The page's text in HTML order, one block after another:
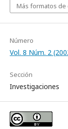
Más formatos de
Número
Vol. 8 Núm. 2
Sección
Investigaciones